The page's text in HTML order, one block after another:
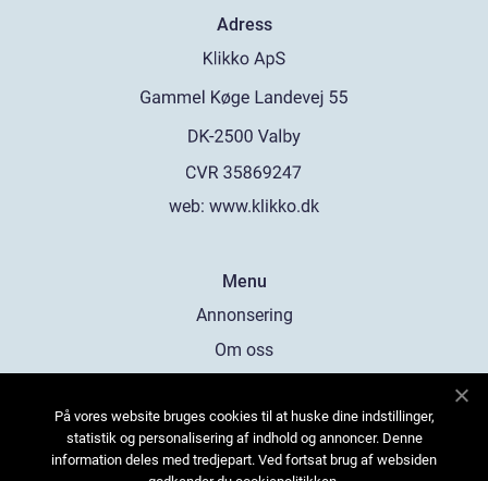
Adress
web: www.klikko.dk
Menu
Annonsering
Om oss
Kontakta oss
Sitemap
På vores website bruges cookies til at huske dine indstillinger,
statistik og personalisering af indhold og annoncer. Denne
information deles med tredjepart. Ved fortsat brug af websiden